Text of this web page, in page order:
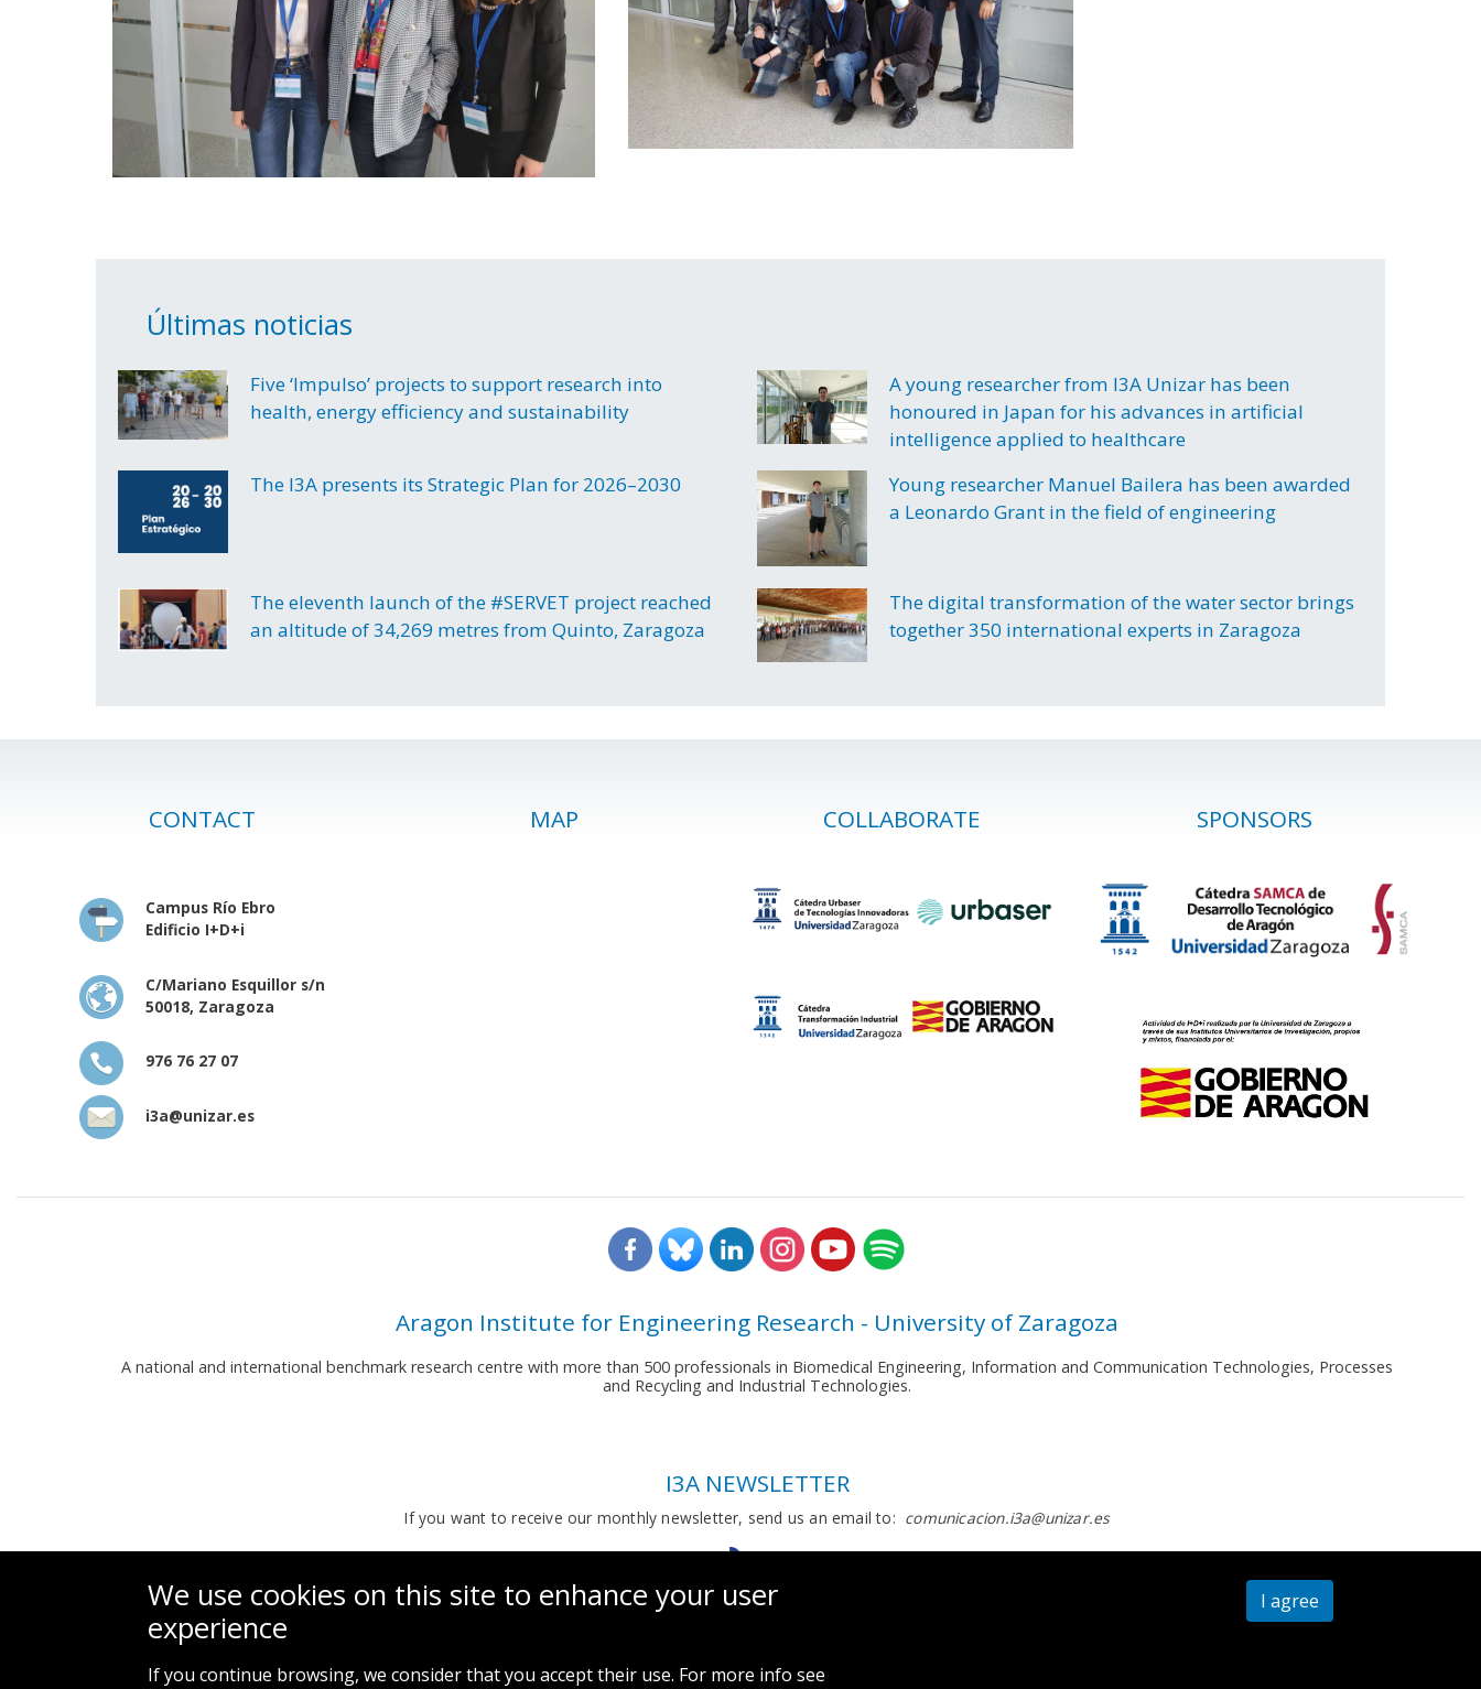
Últimas noticias
Five ‘Impulso’ projects to support research into
health, energy efficiency and sustainability
A young researcher from I3A Unizar has been
honoured in Japan for his advances in artificial
intelligence applied to healthcare
The I3A presents its Strategic Plan for 2026–2030
Young researcher Manuel Bailera has been awarded
a Leonardo Grant in the field of engineering
The eleventh launch of the #SERVET project reached
an altitude of 34,269 metres from Quinto, Zaragoza
The digital transformation of the water sector brings
together 350 international experts in Zaragoza
CONTACT
Campus Río Ebro
Edificio I+D+i
C/Mariano Esquillor s/n
50018, Zaragoza
976 76 27 07
i3a@unizar.es
MAP COLLABORATE SPONSORS
Aragon Institute for Engineering Research - University of Zaragoza
A national and international benchmark research centre with more than 500 professionals in Biomedical Engineering, Information and Communication Technologies, Processes
and Recycling and Industrial Technologies.
I3A NEWSLETTER
If you want to receive our monthly newsletter, send us an email to: comunicacion.i3a@unizar.es
We use cookies on this site to enhance your user
experience
If you continue browsing, we consider that you accept their use. For more info see
I agree